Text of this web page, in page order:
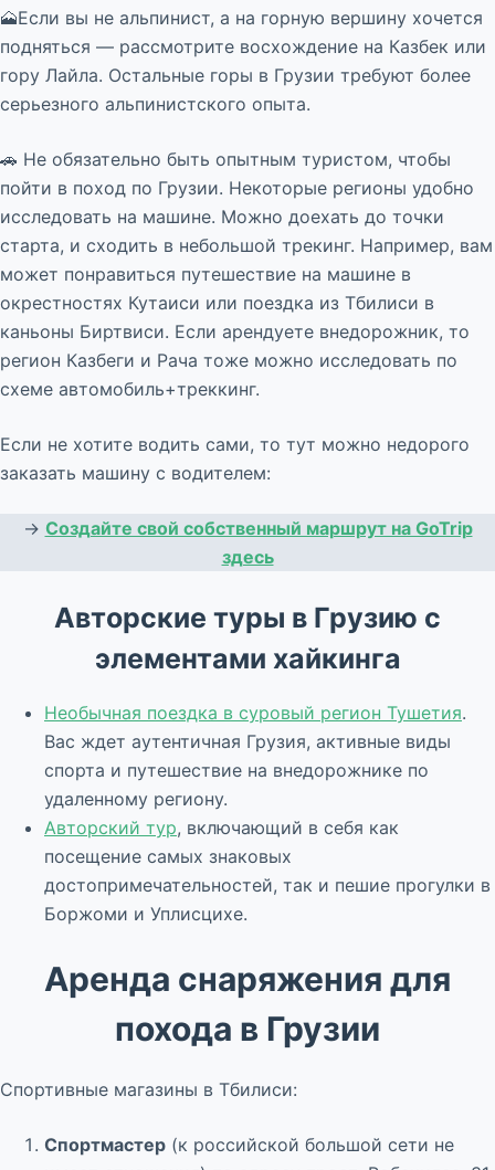
🗻Если вы не альпинист, а на горную вершину хочется
подняться — рассмотрите восхождение на Казбек или
гору Лайла. Остальные горы в Грузии требуют более
серьезного альпинистского опыта.
🚗 Не обязательно быть опытным туристом, чтобы
пойти в поход по Грузии. Некоторые регионы удобно
исследовать на машине. Можно доехать до точки
старта, и сходить в небольшой трекинг. Например, вам
может понравиться путешествие на машине в
окрестностях Кутаиси или поездка из Тбилиси в
каньоны Биртвиси. Если арендуете внедорожник, то
регион Казбеги и Рача тоже можно исследовать по
схеме автомобиль+треккинг.
Если не хотите водить сами, то тут можно недорого
заказать машину с водителем:
→ Создайте свой собственный маршрут на GoTrip
здесь
Авторские туры в Грузию с
элементами хайкинга
Необычная поездка в суровый регион Тушетия.
Вас ждет аутентичная Грузия, активные виды
спорта и путешествие на внедорожнике по
удаленному региону.
Авторский тур, включающий в себя как
посещение самых знаковых
достопримечательностей, так и пешие прогулки в
Боржоми и Уплисцихе.
Аренда снаряжения для
похода в Грузии
Спортивные магазины в Тбилиси:
Спортмастер (к российской большой сети не